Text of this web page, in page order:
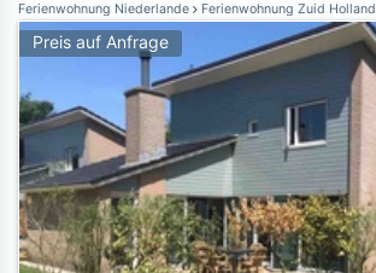
Ferienwohnung Niederlande Ferienwohnung Zuid Holland
Preis auf Anfrage